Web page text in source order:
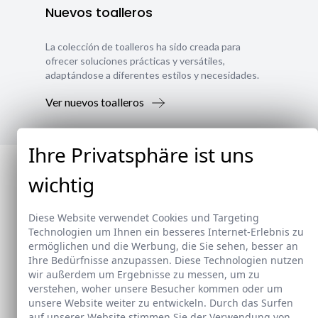
Nuevos toalleros
La colección de toalleros ha sido creada para
ofrecer soluciones prácticas y versátiles,
adaptándose a diferentes estilos y necesidades.
Ver nuevos toalleros
Ihre Privatsphäre ist uns
wichtig
Diese Website verwendet Cookies und Targeting
Technologien um Ihnen ein besseres Internet-Erlebnis zu
ermöglichen und die Werbung, die Sie sehen, besser an
Ihre Bedürfnisse anzupassen. Diese Technologien nutzen
wir außerdem um Ergebnisse zu messen, um zu
verstehen, woher unsere Besucher kommen oder um
unsere Website weiter zu entwickeln. Durch das Surfen